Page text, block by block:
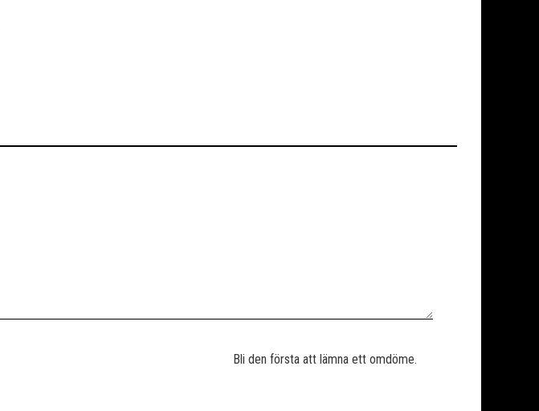
Bli den första att lämna ett omdöme.